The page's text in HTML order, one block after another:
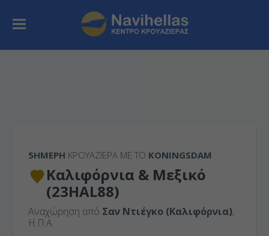
5ΉΜΕΡΗ ΚΡΟΥΑΖΙΕΡΑ ΜΕ ΤΟ KONINGSDAM
Καλιφόρνια & Μεξικό
(23HAL88)
Αναχώρηση από Σαν Ντιέγκο (Καλιφόρνια),
Η.Π.Α.